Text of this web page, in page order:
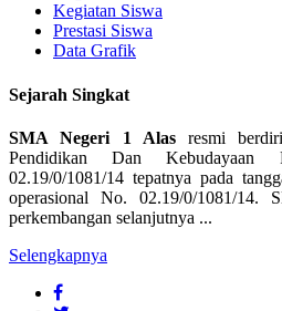
Kegiatan Siswa
Prestasi Siswa
Data Grafik
Sejarah Singkat
SMA Negeri 1 Alasresmi berdiri
Pendidikan Dan Kebudayaan
02.19/0/1081/14 tepatnya pada
operasional No. 02.19/0/1081/
perkembangan selanjutnya ...
Selengkapnya